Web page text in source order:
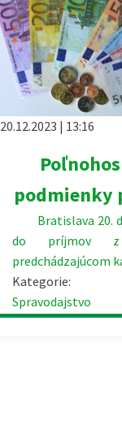
20.12.2023 | 13:16
podmienky
Bratislava 20.
do príjmov z
predchádzajúcom
Kategorie:
Spravodajstvo